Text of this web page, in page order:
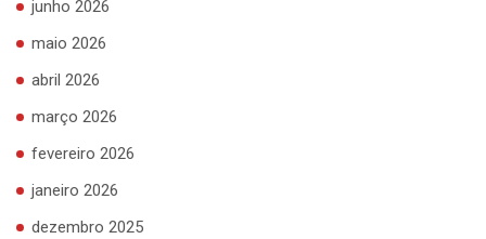
junho 2026
maio 2026
abril 2026
março 2026
fevereiro 2026
janeiro 2026
dezembro 2025